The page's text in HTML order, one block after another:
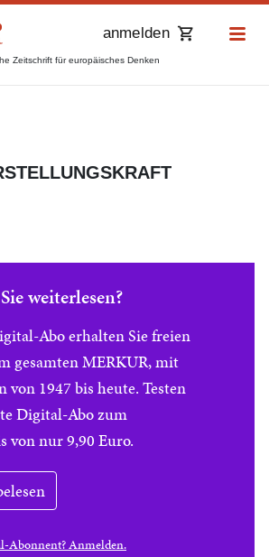
Zeitschrift für europäisches Denken
anmelden
weiterlesen?
Abo erhalten Sie freien
gesamten MERKUR, mit
von 1947 bis heute. Testen
Digital-Abo zum
von nur 9,90 Euro.
Abonnent? Anmelden.